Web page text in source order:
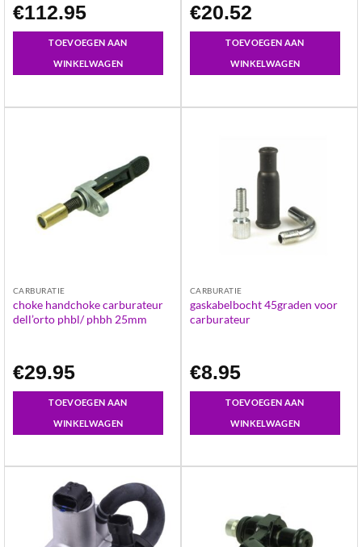
€112.95
TOEVOEGEN AAN
WINKELWAGEN
€20.52
TOEVOEGEN AAN
WINKELWAGEN
CARBURATIE
choke handchoke carburateur
dell’orto phbl/ phbh 25mm
€29.95
TOEVOEGEN AAN
WINKELWAGEN
CARBURATIE
gaskabelbocht 45graden voor
carburateur
€8.95
TOEVOEGEN AAN
WINKELWAGEN